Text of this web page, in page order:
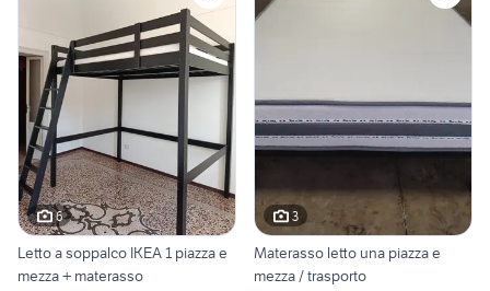
6
Letto a soppalco IKEA 1 piazza e
mezza + materasso
3
Materasso letto una piazza e
mezza / trasporto